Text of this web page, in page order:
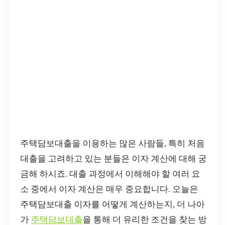
주택담보대출을 이용하는 많은 사람들, 특히 처음
대출을 고려하고 있는 분들은 이자 계산에 대해 궁
금해 하시죠. 대출 과정에서 이해해야 할 여러 요
소 중에서 이자 계산은 매우 중요합니다. 오늘은
주택담보대출 이자를 어떻게 계산하는지, 더 나아
가 주택담보대출을 통해 더 유리한 조건을 찾는 방